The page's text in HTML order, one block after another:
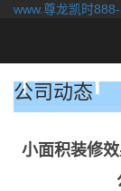
www.尊龙凯时
公司动态
小面积装修